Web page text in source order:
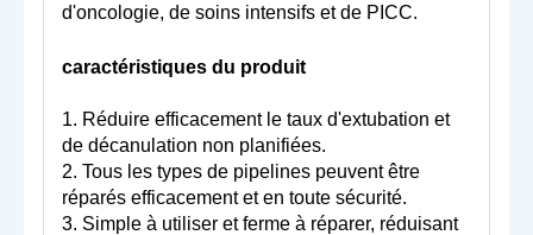
d'oncologie, de soins intensifs et de PICC.
caractéristiques du produit
1. Réduire efficacement le taux d'extubation et
de décanulation non planifiées.
2. Tous les types de pipelines peuvent être
réparés efficacement et en toute sécurité.
3. Simple à utiliser et ferme à réparer, réduisant